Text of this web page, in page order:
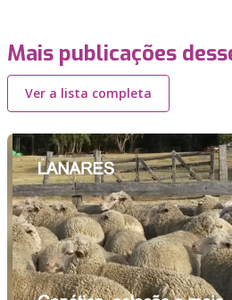
Mais publicações
Ver a lista completa